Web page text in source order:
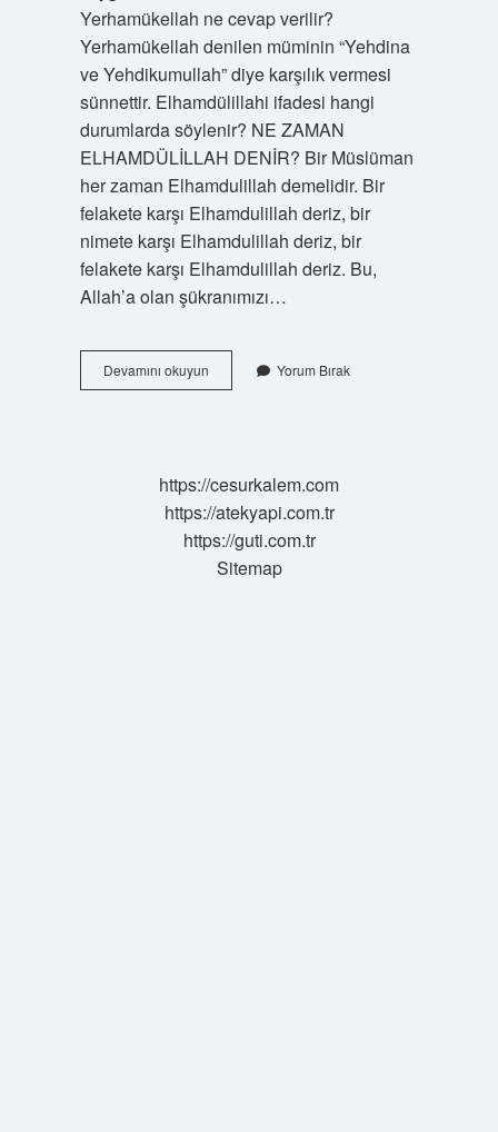
Yerhamükellah ne cevap verilir?
Yerhamükellah denilen müminin “Yehdina
ve Yehdikumullah” diye karşılık vermesi
sünnettir. Elhamdülillahi ifadesi hangi
durumlarda söylenir? NE ZAMAN
ELHAMDÜLİLLAH DENİR? Bir Müslüman
her zaman Elhamdulillah demelidir. Bir
felakete karşı Elhamdulillah deriz, bir
nimete karşı Elhamdulillah deriz, bir
felakete karşı Elhamdulillah deriz. Bu,
Allah’a olan şükranımızı…
Devamını okuyunElhamdülillah
Ne
Yorum Bırak
https://cesurkalem.com
https://atekyapi.com.tr
https://guti.com.tr
Sitemap